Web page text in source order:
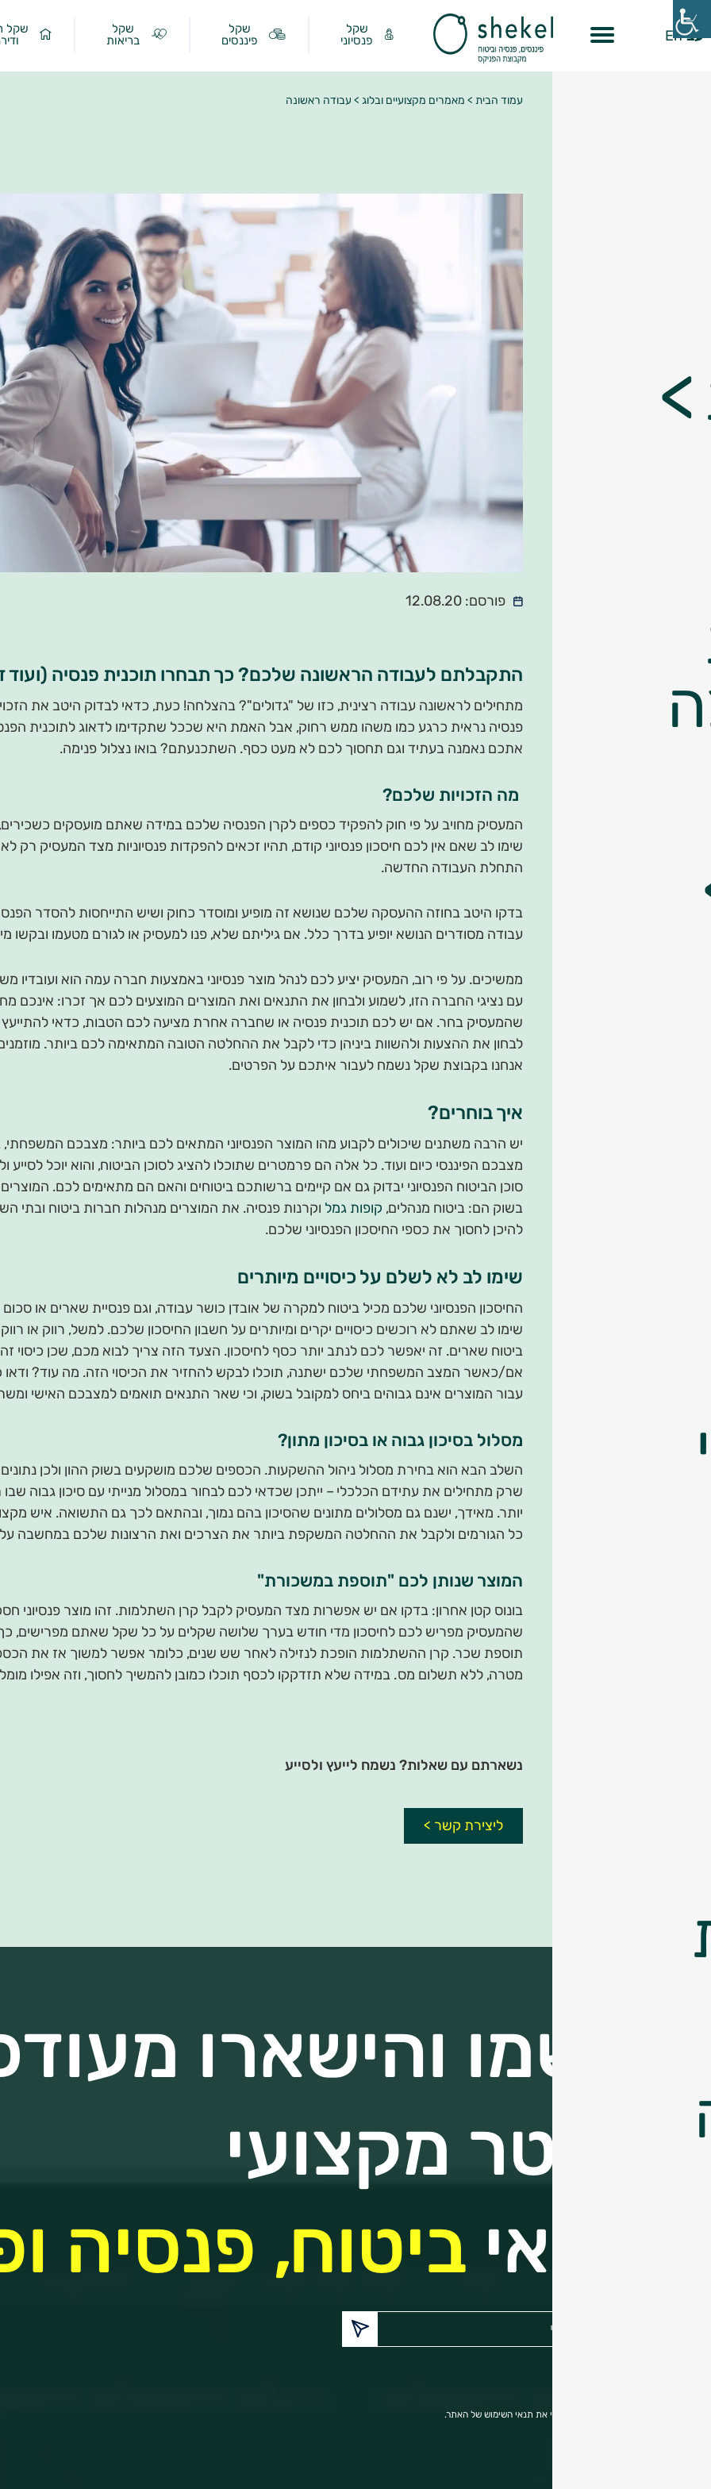
עב En
שקל
פנסיוני
שקל
פיננסים
שקל
בריאות
שקל
עמוד הבית > מאמרים מקצועיים ובלוג > עבודה ראשונה
פורסם: 12.08.20
התקבלתם לעבודה הראשונה שלכם? כך תבחרו תוכנית פנסיה
מתחילים לראשונה עבודה רצינית, כזו של "גדולים"? בהצלחה! כעת, כדאי לבדוק היטב את
פנסיה נראית כרגע כמו משהו ממש רחוק, אבל האמת היא שככל שתקדימו לדאוג לתוכנית
אתכם נאמנה בעתיד וגם תחסוך לכם לא מעט כסף. השתכנעתם? בואו נצלול פנימה.
מה הזכויות שלכם?
המעסיק מחויב על פי חוק להפקיד כספים לקרן הפנסיה שלכם במידה שאתם מועסקים
שימו לב שאם אין לכם חיסכון פנסיוני קודם, תהיו זכאים להפקדות פנסיוניות מצד המעסיק רק
התחלת העבודה החדשה.
בדקו היטב בחוזה ההעסקה שלכם שנושא זה מופיע ומוסדר כחוק ושיש התייחסות להסדר
עבודה מסודרים הנושא יופיע בדרך כלל. אם גיליתם שלא, פנו למעסיק או לגורם מטעמו ובקשו
ממשיכים. על פי רוב, המעסיק יציע לכם לנהל מוצר פנסיוני באמצעות חברה עמה הוא ועובדיו
עם נציגי החברה הזו, לשמוע ולבחון את התנאים ואת המוצרים המוצעים לכם אך זכרו: אינכם
שהמעסיק בחר. אם יש לכם תוכנית פנסיה או שחברה אחרת מציעה לכם הטבות, כדאי להתייעץ
לבחון את ההצעות ולהשוות ביניהן כדי לקבל את ההחלטה הטובה המתאימה לכם ביותר.
אנחנו בקבוצת שקל נשמח לעבור איתכם על הפרטים.
איך בוחרים?
יש הרבה משתנים שיכולים לקבוע מהו המוצר הפנסיוני המתאים לכם ביותר: מצבכם
מצבכם הפיננסי כיום ועוד. כל אלה הם פרמטרים שתוכלו להציג לסוכן הביטוח, והוא יוכל
סוכן הביטוח הפנסיוני יבדוק גם אם קיימים ברשותכם ביטוחים והאם הם מתאימים לכם. המוצרים
בשוק הם: ביטוח מנהלים, קופות גמל וקרנות פנסיה. את המוצרים מנהלות חברות ביטוח ובתי
להיכן לחסוך את כספי החיסכון הפנסיוני שלכם.
שימו לב לא לשלם על כיסויים מיותרים
החיסכון הפנסיוני שלכם מכיל ביטוח למקרה של אובדן כושר עבודה, וגם פנסיית שארים או
שימו לב שאתם לא רוכשים כיסויים יקרים ומיותרים על חשבון החיסכון שלכם. למשל, רווק או
ביטוח שארים. זה יאפשר לכם לנתב יותר כסף לחיסכון. הצעד הזה צריך לבוא מכם, שכן כיסוי
אם/כאשר המצב המשפחתי שלכם ישתנה, תוכלו לבקש להחזיר את הכיסוי הזה. מה עוד? ודאו
עבור המוצרים אינם גבוהים ביחס למקובל בשוק, וכי שאר התנאים תואמים למצבכם האישי
מסלול בסיכון גבוה או בסיכון מתון?
השלב הבא הוא בחירת מסלול ניהול ההשקעות. הכספים שלכם מושקעים בשוק ההון ולכן
שרק מתחילים את עתידם הכלכלי – ייתכן שכדאי לכם לבחור במסלול מנייתי עם סיכון גבוה
יותר. מאידך, ישנם גם מסלולים מתונים שהסיכון בהם נמוך, ובהתאם לכך גם התשואה. איש
כל הגורמים ולקבל את ההחלטה המשקפת ביותר את הצרכים ואת הרצונות שלכם במחשבה
המוצר שנותן לכם "תוספת במשכורת"
בונוס קטן אחרון: בדקו אם יש אפשרות מצד המעסיק לקבל קרן השתלמות. זהו מוצר פנסיוני
שהמעסיק מפריש לכם לחיסכון מדי חודש בערך שלושה שקלים על כל שקל שאתם מפרישים,
תוספת שכר. קרן ההשתלמות הופכת לנזילה לאחר שש שנים, כלומר אפשר למשוך אז את
מטרה, ללא תשלום מס. במידה שלא תזדקקו לכסף תוכלו כמובן להמשיך לחסוך, וזה אפילו
נשארתם עם שאלות? נשמח לייעץ ולסייע
ליצירת קשר >
הירשמו והישארו
ניוזלטר מקצועי
בנושאי ביטוח, פנסיה
הריני מאשר בזאת כי קראתי והבנתי את תנאי השימוש של האתר.